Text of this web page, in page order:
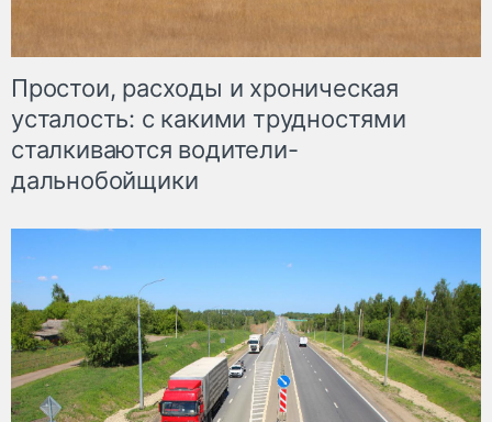
Простои, расходы и хроническая
усталость: с какими трудностями
сталкиваются водители-
дальнобойщики